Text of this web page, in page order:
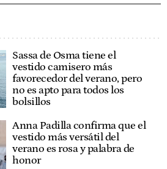
Sassa de Osma tiene el
vestido camisero más
favorecedor del verano, pero
no es apto para todos los
bolsillos
Anna Padilla confirma que el
vestido más versátil del
verano es rosa y palabra de
honor